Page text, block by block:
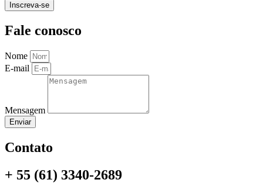
Inscreva-se
Fale conosco
Nome
E-mail
Mensagem
Enviar
Contato
+ 55 (61) 3340-2689